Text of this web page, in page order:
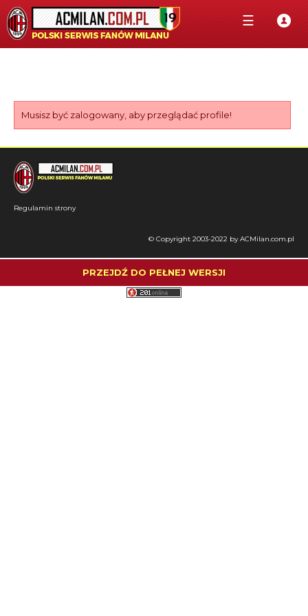
☰
Musisz być zalogowany, aby przeglądać profile!
Regulamin strony
© Copyright 2003-2022 by ACMilan.com.pl
PRZEJDŹ DO PEŁNEJ WERSJI